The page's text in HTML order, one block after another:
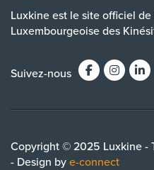
Luxkine est le site officiel de
Luxembourgeoise des
Suivez-nous
Copyright © 2025 Luxkine -
- Design bye-connect